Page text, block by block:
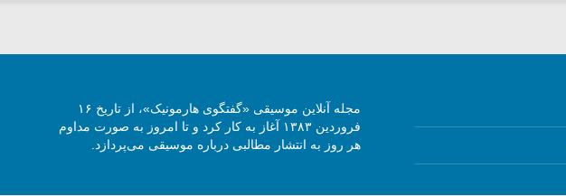
مجله آنلاین موسیقی «گفتگوی هارمونیک»، از تاریخ ۱۶
فروردین ۱۳۸۳ آغاز به کار کرد و تا امروز به صورت مداوم
هر روز به انتشار مطالبی درباره موسیقی می‌پردازد.